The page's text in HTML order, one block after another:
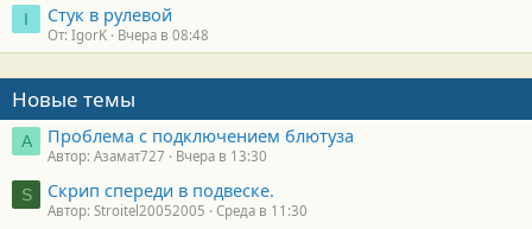
I Стук в рулевой
От: IgorK Вчера в 08:48
Новые темы
А Проблема с подключением блютуза
Автор: Азамат727 Вчера в 13:30
S Скрип спереди в подвеске.
Автор: Stroitel20052005 Среда в 11:30